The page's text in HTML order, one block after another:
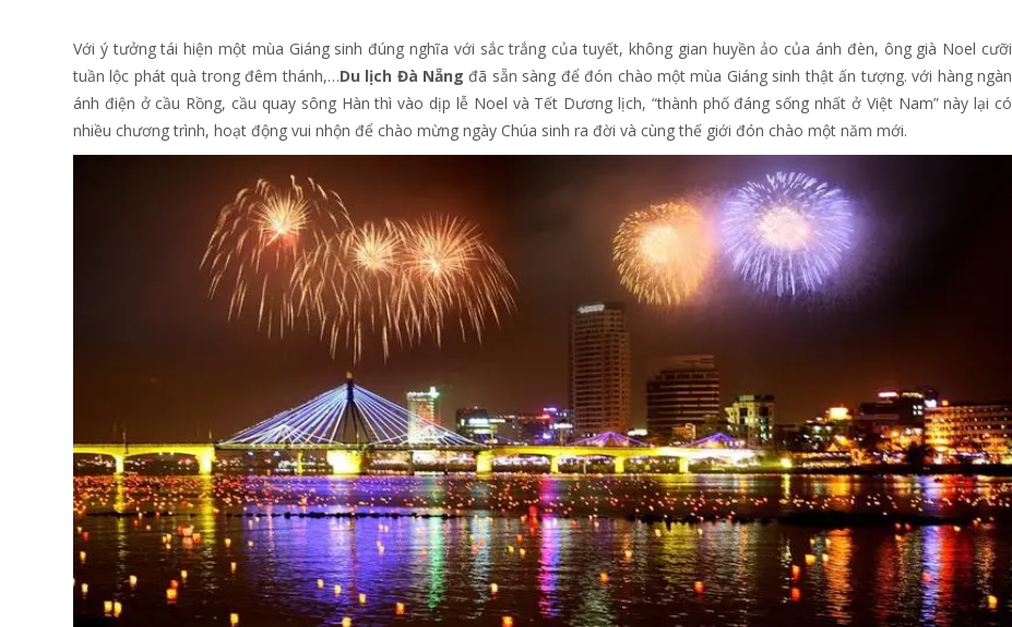
Với ý tưởng tái hiện một mùa Giáng sinh đúng nghĩa với sắc trắng của tuyết, không gian huyền ảo của ánh đèn, ông già Noel cưỡi
tuần lộc phát quà trong đêm thánh,…Du lịch Đà Nẵng đã sẵn sàng để đón chào một mùa Giáng sinh thật ấn tượng. với hàng ngàn
ánh điện ở cầu Rồng, cầu quay sông Hàn thì vào dịp lễ Noel và Tết Dương lịch, “thành phố đáng sống nhất ở Việt Nam” này lại có
nhiều chương trình, hoạt động vui nhộn để chào mừng ngày Chúa sinh ra đời và cùng thế giới đón chào một năm mới.